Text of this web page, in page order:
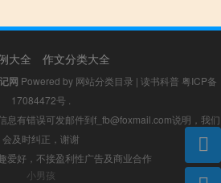
大全 作文分类大全
网 Powered by 网站分类目录 | 读书科普 粤ICP备
17084472号
息有错误可发邮件到f_fb@foxmail.com说明，我们
会及时纠正，谢谢
爱好，不接盈利性广告及商业合作
小男孩